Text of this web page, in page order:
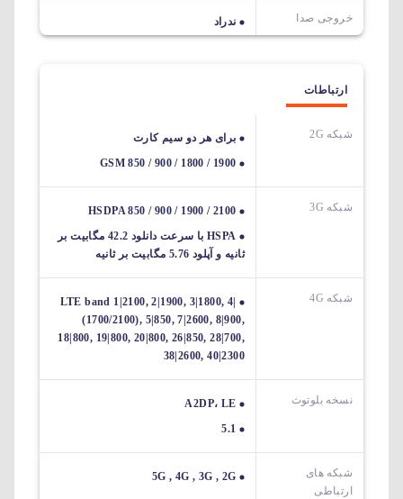
خروجی صدا ندراد
ارتباطات
شبکه 2G
برای هر دو سیم کارت
GSM 850 / 900 / 1800 / 1900
شبکه 3G
HSDPA 850 / 900 / 1900 / 2100
HSPA با سرعت دانلود 42.2 مگابیت بر
ثانیه و آپلود 5.76 مگابیت بر ثانیه
شبکه 4G
LTE band 1|2100, 2|1900, 3|1800, 4|
(1700/2100), 5|850, 7|2600, 8|900,
18|800, 19|800, 20|800, 26|850, 28|700,
38|2600, 40|2300
نسخه بلوتوث
A2DP، LE
5.1
شبکه های
ارتباطی
5G , 4G , 3G , 2G